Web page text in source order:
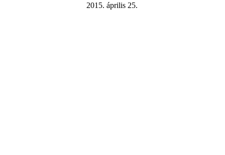
2015. április 25.